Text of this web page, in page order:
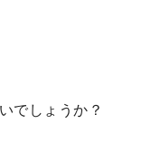
でしょうか？